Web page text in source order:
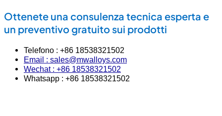
Ottenete una consulenza tecnica esperta e
un preventivo gratuito sui prodotti
Telefono : +86 18538321502
Email : sales@mwalloys.com
Wechat : +86 18538321502
Whatsapp : +86 18538321502